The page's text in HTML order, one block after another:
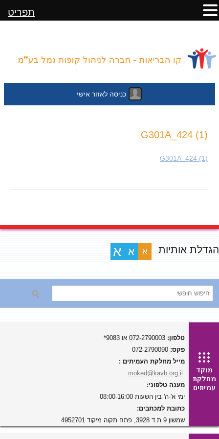
כניסה לאזור אישי
G301A_424 (1)
G301A_424 (1)
הגדלת אותיות א א א
טלפון:
פקס:
מייל מחלקת העמיתים :
moked@kavb.org.il
מענה טלפוני:
ימי א'-ה' בין השעות 08:00-16:00
כתובת למכתבים:
שמשון 9 ת.ד 3928, פתח תקוה מיקוד 4952701
תפריט